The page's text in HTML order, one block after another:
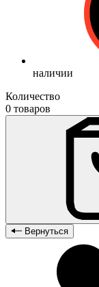
наличии
Количество
0 товаров
Вернуться